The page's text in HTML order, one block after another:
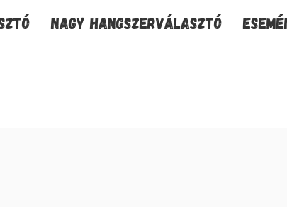
NAGY HANGSZERVÁLASZTÓ